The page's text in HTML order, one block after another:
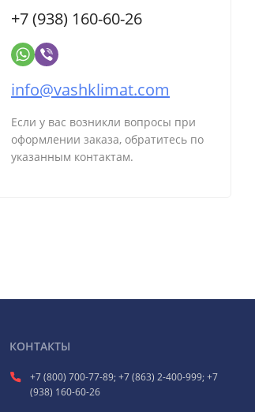
+7 (938) 160-60-26
info@vashklimat.com
Если у вас возникли вопросы при
оформлении заказа, обратитесь по
указанным контактам.
КОНТАКТЫ
+7 (800) 700-77-89; +7 (863) 2-400-999; +7
(938) 160-60-26